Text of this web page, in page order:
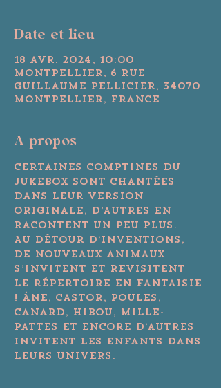
Date et lieu
18 avr. 2024, 10:00
Montpellier, 6 Rue
Guillaume Pellicier, 34070
Montpellier, France
A propos
Certaines comptines du
Jukebox sont chantées
dans leur version
originale, d’autres en
racontent un peu plus.
Au détour d’inventions,
de nouveaux animaux
s’invitent et revisitent
le répertoire en fantaisie
! Âne, castor, poules,
canard, hibou, mille-
pattes et encore d’autres
invitent les enfants dans
leurs univers.